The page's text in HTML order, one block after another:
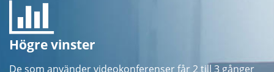
Högre vinster
De som använder videokonferenser får 2 till 3 gånger